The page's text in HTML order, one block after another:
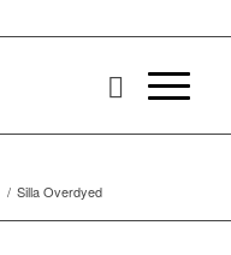
/ Silla Overdyed